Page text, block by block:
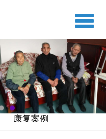
切
换
导
航
康复案例